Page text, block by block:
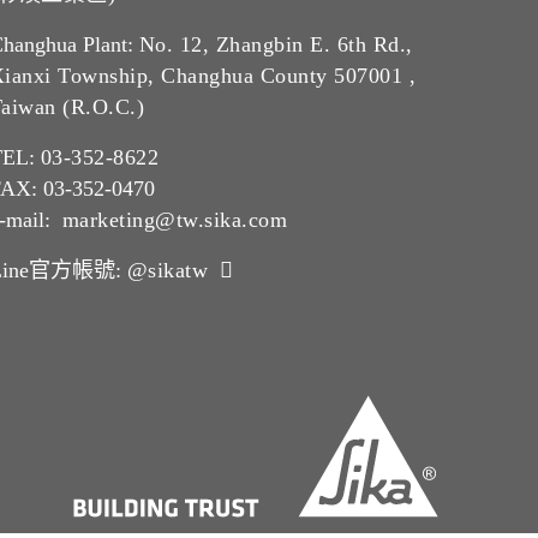
Plant: No. 12, Zhangbin E. 6th Rd.,
Township, Changhua County 507001 ,
(R.O.C.)
03-352-8622
03-352-0470
mail: marketing@tw.sika.com
官方帳號: @sikatw